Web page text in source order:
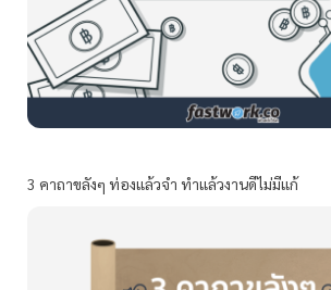
3 คาถาขลังๆ ท่องแล้วจำ ทำแล้วงานดีไม่มีแก้